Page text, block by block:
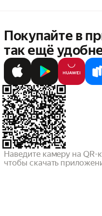
Покупайте в
так ещё
Наведите камеру на QR-
чтобы скачать